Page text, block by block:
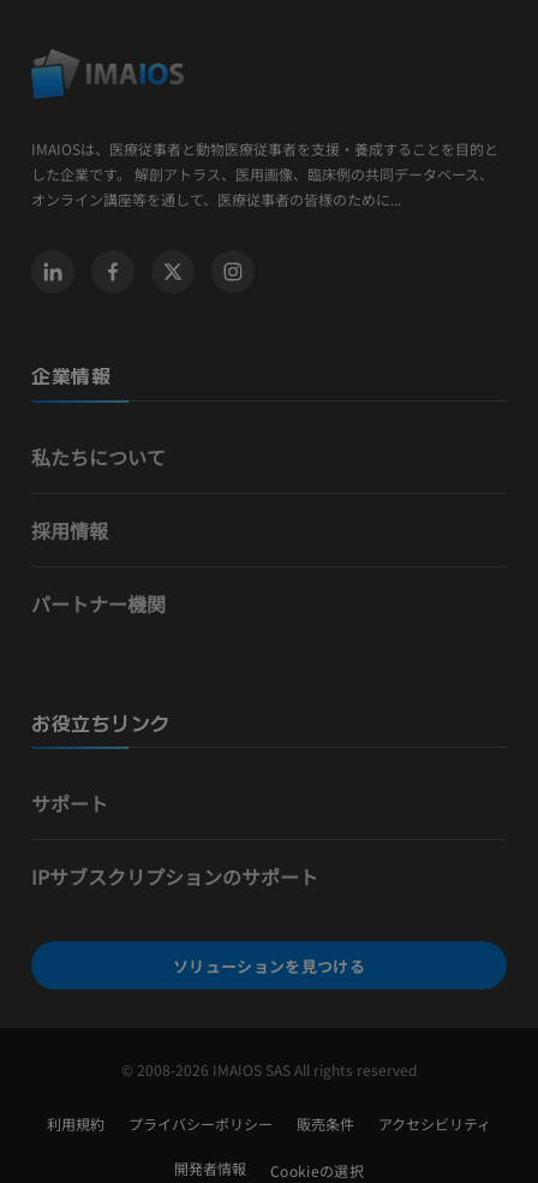
IMAIOSは、医療従事者と動物医療従事者を支援・養成することを目的と
した企業です。 解剖アトラス、医用画像、臨床例の共同データベース、
オンライン講座等を通して、医療従事者の皆様のために...
企業情報
私たちについて
採用情報
パートナー機関
お役立ちリンク
サポート
IPサブスクリプションのサポート
ソリューションを見つける
© 2008-2026 IMAIOS SAS All rights reserved
利用規約 プライバシーポリシー 販売条件 アクセシビリティ
開発者情報 Cookieの選択